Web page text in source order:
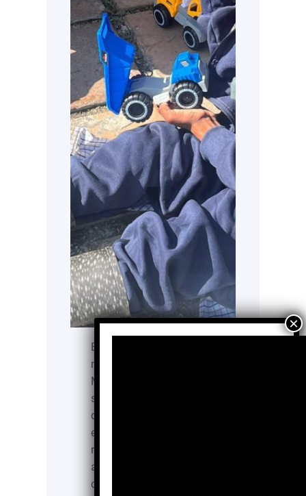
En comunidades
mazahuas del Estado de
México, la discapacidad
se vive bajo condiciones
de vulnerabilidad
extrema: familias con
recursos limitados cuidan
a uno o más integrantes
con discapacidad sin